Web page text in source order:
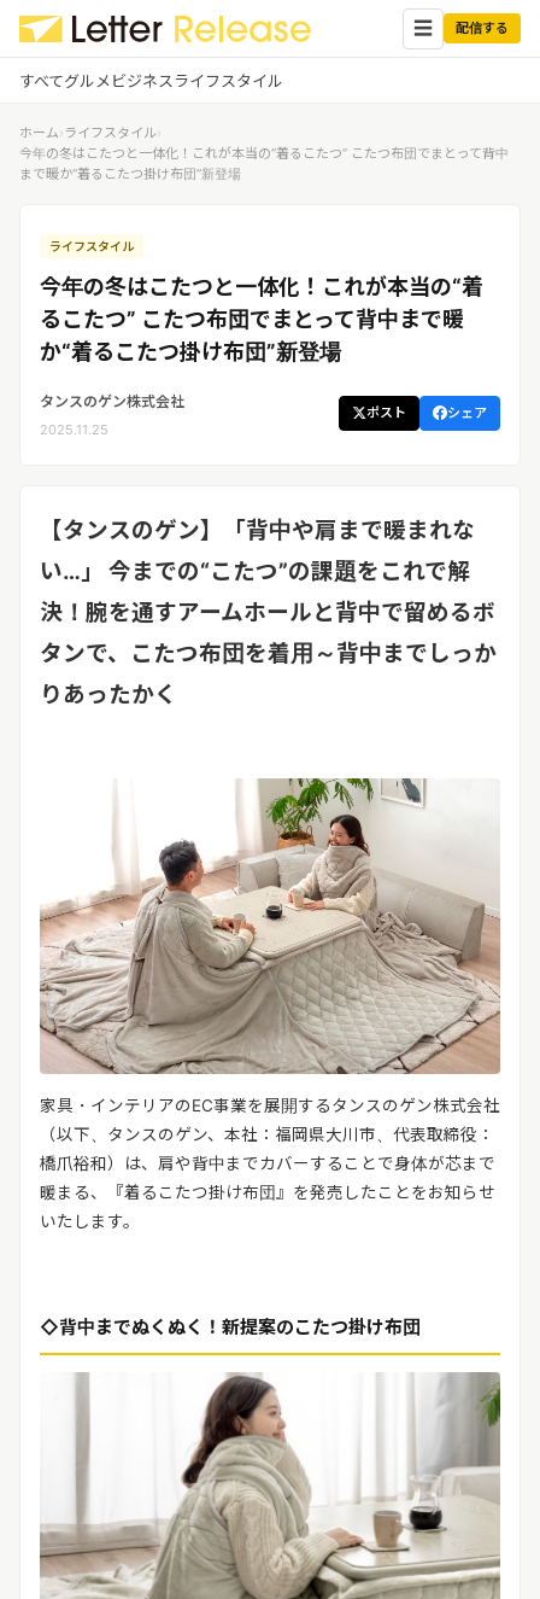
☰ 配信する
すべてグルメビジネスライフスタイル
グルメ
ビジネス
リリースを配信する
ログイン ✕
企業ユーザーでログイン
する
受信 レターリリース受信ユーザー
メディアユーザーでログインする
レターリリースを受信（メディア登
ホーム›ライフスタイル›
今年の冬はこたつと一体化！これが本当の“着るこたつ” こたつ布団でまとって背中
まで暖か“着るこたつ掛け布団”新登場
ライフスタイル
今年の冬はこたつと一体化！これが本当の“着
るこたつ” こたつ布団でまとって背中まで暖
か“着るこたつ掛け布団”新登場
タンスのゲン株式会社
2025.11.25
ポスト シェア
【タンスのゲン】「背中や肩まで暖まれな
い… 」 今までの“こたつ”の課題をこれで解
決！ 腕を通すアームホールと背中で留めるボ
タンで、こたつ布団を着用～背中までしっか
りあったかく
家具・インテリアのEC事業を展開するタンスのゲン株式会社
（以下、タンスのゲン、本社：福岡県大川市、代表取締役：
橋爪裕和）は、肩や背中までカバーすることで身体が芯まで
暖まる、『着るこたつ掛け布団』を発売したことをお知らせ
いたします。
◇背中までぬくぬく！新提案のこたつ掛け布団